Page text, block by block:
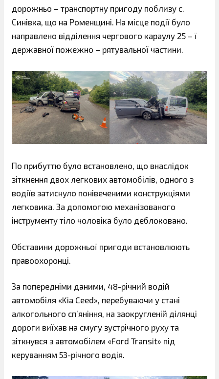
дорожньо – транспортну пригоду поблизу с.
Синівка, що на Роменщині. На місце події було
направлено відділення чергового караулу 25 – ї
державної пожежно – рятувальної частини.
По прибуттю було встановлено, що внаслідок
зіткнення двох легкових автомобілів, одного з
водіїв затиснуло понівеченими конструкціями
легковика. За допомогою механізованого
інструменту тіло чоловіка було деблоковано.
Обставини дорожньої пригоди встановлюють
правоохоронці.
За попередніми даними, 48-річний водій
автомобіля «Kia Ceed», перебуваючи у стані
алкогольного сп’яніння, на заокругленій ділянці
дороги виїхав на смугу зустрічного руху та
зіткнувся з автомобілем «Ford Transit» під
керуванням 53-річного водія.